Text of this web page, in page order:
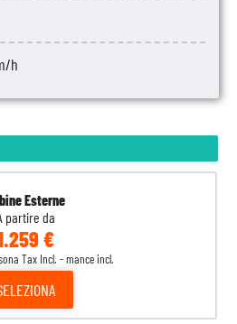
h
Esterne
partire da
€
Tax Incl. - mance incl.